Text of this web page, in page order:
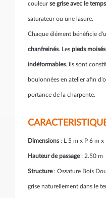
couleurse grise avec le temps
saturateur ou une lasure.
Chaque élément bénéficie
chanfreinés. Les pieds moisés
indéformables. Ils sont
boulonnées en atelier afin
portance de la charpente.
Dimensions: L 5 m x P 6 m
Hauteur de passage: 2.50 m
Structure: Ossature Bois
grise naturellement dans le